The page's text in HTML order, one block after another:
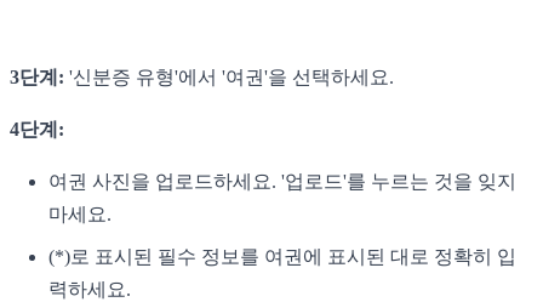
3단계: '신분증 유형'에서 '여권'을 선택하세요.
4단계:
여권 사진을 업로드하세요. '업로드'를 누르는 것을 잊지
마세요.
(*)로 표시된 필수 정보를 여권에 표시된 대로 정확히 입
력하세요.